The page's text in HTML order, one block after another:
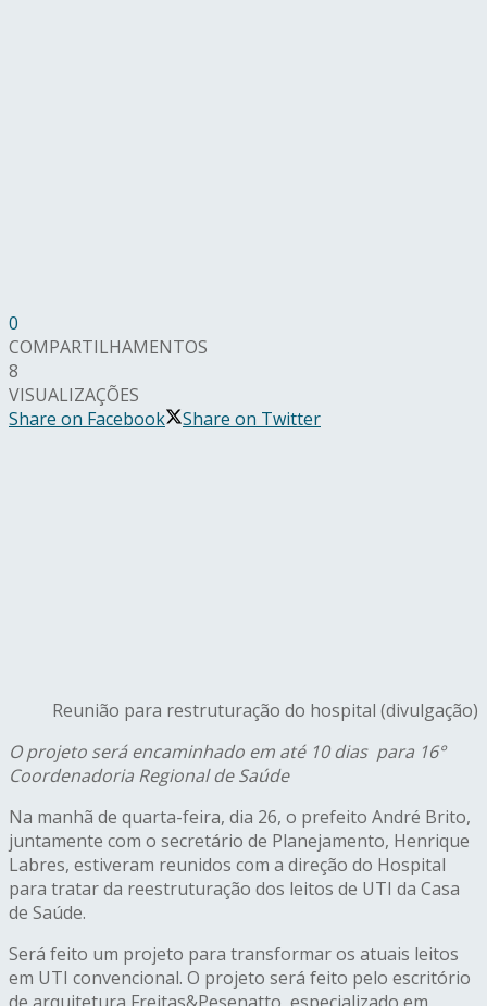
0
COMPARTILHAMENTOS
8
VISUALIZAÇÕES
Share on Facebook
Share on Twitter
Reunião para restruturação do hospital (divulgação)
O projeto será encaminhado em até 10 dias para 16°
Coordenadoria Regional de Saúde
Na manhã de quarta-feira, dia 26, o prefeito André Brito,
juntamente com o secretário de Planejamento, Henrique
Labres, estiveram reunidos com a direção do Hospital
para tratar da reestruturação dos leitos de UTI da Casa
de Saúde.
Será feito um projeto para transformar os atuais leitos
em UTI convencional. O projeto será feito pelo escritório